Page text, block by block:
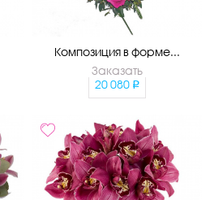
Композиция в форме...
Заказать
20 080